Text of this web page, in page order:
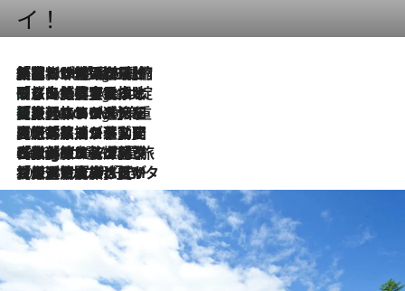
イ！
7 Hours Ago
「荷物が増えるほど旅ストレスは増す」美容ジャーナリストがたどり着いた最終結論。“化粧品を劇的に減らす”感動の凝縮美容とは
7 Hours Ago
「旅先には金髪ウィッグを持参」日本と同じメイクでは損してる!? 美容ジャーナリストが提案する“掟破りの旅美容”とは
7 Hours Ago
【厳選旅コスメ】「身軽さ＆UV対策重視！」ヘアアーティストshucoが選んだ夏旅ベストコスメを発表【Mサイズジップ】
2026.8.5
【厳選旅コスメ】国内をあちこち移動する河井菜摘が選んだ夏旅ベストコスメ発表！「リラックスアイテムはマスト」【Mサイズジップ】
2026.8.4
【厳選旅コスメ】「紫外線＆乾燥対策しながらメイク感も！」ヘア＆メイクGeorgeが選んだ夏旅ベストコスメを発表！【Mサイズジップ】
2026.8.3
【厳選旅コスメ】「保湿もタイパ重視！」“サウナ好き”タレント清水みさとが愛用する夏旅ベストコスメを発表！【Mサイズジップ】